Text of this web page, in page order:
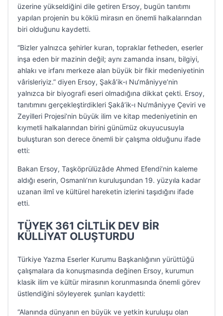
üzerine yükseldiğini dile getiren Ersoy, bugün tanıtımı
yapılan projenin bu köklü mirasın en önemli halkalarından
biri olduğunu kaydetti.
“Bizler yalnızca şehirler kuran, topraklar fetheden, eserler
inşa eden bir mazinin değil; aynı zamanda insanı, bilgiyi,
ahlakı ve irfanı merkeze alan büyük bir fikir medeniyetinin
vârisleriyiz.” diyen Ersoy, Şakâ’ik-ı Nu‘mâniyye’nin
yalnızca bir biyografi eseri olmadığına dikkat çekti. Ersoy,
tanıtımını gerçekleştirdikleri Şakâ’ik-ı Nu‘mâniyye Çeviri ve
Zeyilleri Projesi’nin büyük ilim ve kitap medeniyetinin en
kıymetli halkalarından birini günümüz okuyucusuyla
buluşturan son derece önemli bir çalışma olduğunu ifade
etti:
Bakan Ersoy, Taşköprülüzâde Ahmed Efendi’nin kaleme
aldığı eserin, Osmanlı’nın kuruluşundan 19. yüzyıla kadar
uzanan ilmî ve kültürel hareketin izlerini taşıdığını ifade
etti.
TÜYEK 361 CİLTLİK DEV BİR
KÜLLİYAT OLUŞTURDU
Türkiye Yazma Eserler Kurumu Başkanlığının yürüttüğü
çalışmalara da konuşmasında değinen Ersoy, kurumun
klasik ilim ve kültür mirasının korunmasında önemli görev
üstlendiğini söyleyerek şunları kaydetti:
“Alanında dünyanın en büyük ve yetkin kuruluşu olan